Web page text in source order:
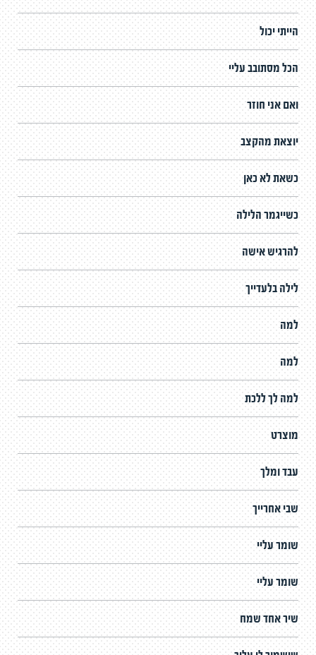
הייתי יכול
הכל מסתובב עליי
ואם אני חוזר
יוצאת מהקצב
כשאת לא כאן
כשייגמר הלילה
להרגיש אישה
לילה בלעדייך
למה
למה
למה לך ללכת
מוצרט
עבד ומלך
שבי אחרייך
שומר עליי
שומר עליי
שיר אחד שמח